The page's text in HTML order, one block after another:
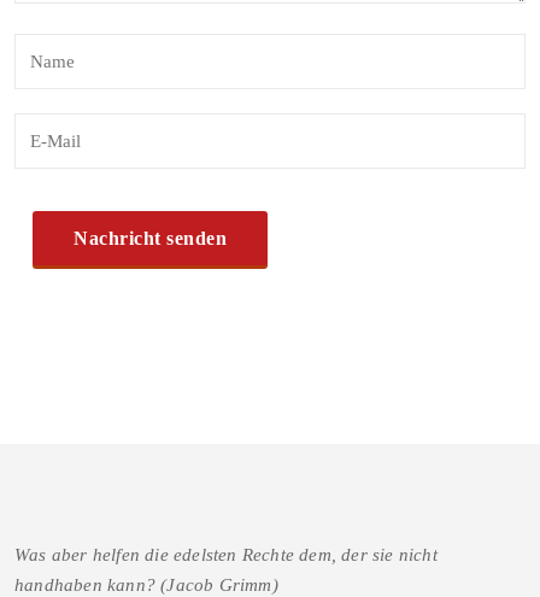
Was aber helfen die edelsten Rechte dem, der sie nicht
handhaben kann? (Jacob Grimm)